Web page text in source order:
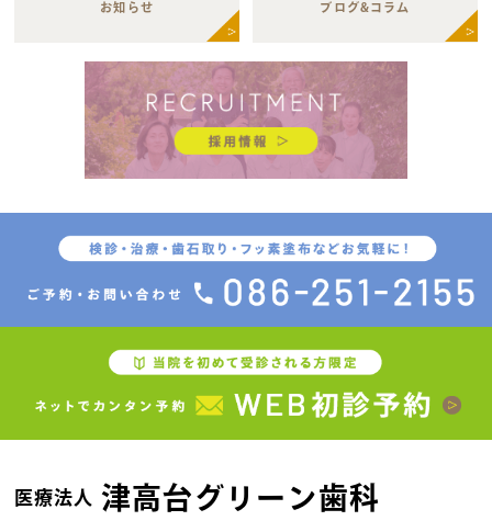
お知らせ ブログ&コラム
医療法人
津高台グリーン歯科